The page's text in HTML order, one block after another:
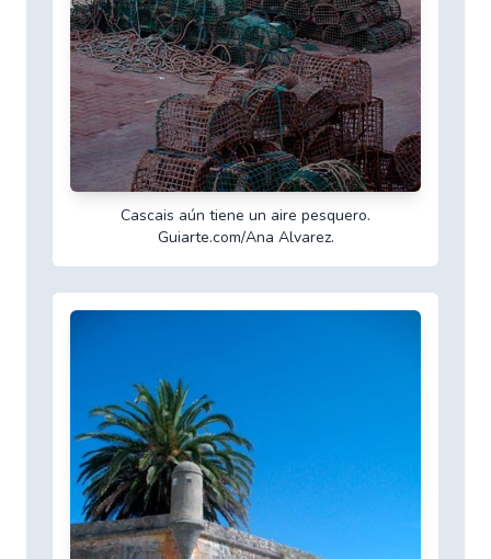
Cascais aún tiene un aire pesquero.
Guiarte.com/Ana Alvarez.